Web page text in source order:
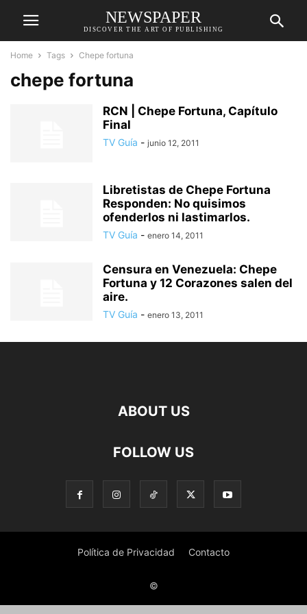
NEWSPAPER
DISCOVER THE ART OF PUBLISHING
Home Tags Chepe fortuna
chepe fortuna
RCN | Chepe Fortuna, Capítulo
Final
TV Guía - junio 12, 2011
Libretistas de Chepe Fortuna
Responden: No quisimos
ofenderlos ni lastimarlos.
TV Guía - enero 14, 2011
Censura en Venezuela: Chepe
Fortuna y 12 Corazones salen del
aire.
TV Guía - enero 13, 2011
ABOUT US
FOLLOW US
Política de Privacidad Contacto
©